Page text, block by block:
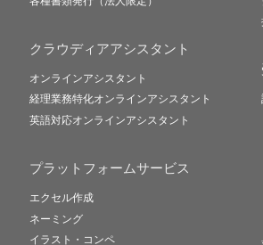
クラウディアアシスタント
オンラインアシスタント
経理業務特化オンラインアシスタント
英語対応オンラインアシスタント
プラットフォームサービス
エクセル作成
ネーミング
イラスト・コンペ